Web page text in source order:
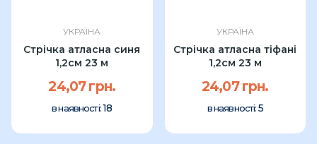
УКРАЇНА
Стрічка атласна синя
1,2см 23 м
24,07 грн.
в наявності:18
УКРАЇНА
Стрічка атласна тіфані
1,2см 23 м
24,07 грн.
в наявності: 5